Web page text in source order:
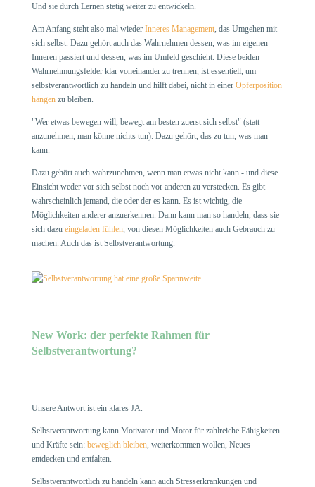
Und sie durch Lernen stetig weiter zu entwickeln.
Am Anfang steht also mal wieder Inneres Management, das Umgehen mit
sich selbst. Dazu gehört auch das Wahrnehmen dessen, was im eigenen
Inneren passiert und dessen, was im Umfeld geschieht. Diese beiden
Wahrnehmungsfelder klar voneinander zu trennen, ist essentiell, um
selbstverantwortlich zu handeln und hilft dabei, nicht in einer Opferposition
hängenzu bleiben.
"Wer etwas bewegen will, bewegt am besten zuerst sich selbst" (statt
anzunehmen, man könne nichts tun). Dazu gehört, das zu tun, was man
kann.
Dazu gehört auch wahrzunehmen, wenn man etwas nicht kann - und diese
Einsicht weder vor sich selbst noch vor anderen zu verstecken. Es gibt
wahrscheinlich jemand, die oder der es kann. Es ist wichtig, die
Möglichkeiten anderer anzuerkennen. Dann kann man so handeln, dass sie
sich dazu eingeladen fühlen, von diesen Möglichkeiten auch Gebrauch zu
machen. Auch das ist Selbstverantwortung.
New Work: der perfekte Rahmen für
Selbstverantwortung?
Unsere Antwort ist ein klares JA.
Selbstverantwortung kann Motivator und Motor für zahlreiche Fähigkeiten
und Kräfte sein: beweglich bleiben, weiterkommen wollen, Neues
entdecken und entfalten.
Selbstverantwortlich zu handeln kann auch Stresserkrankungen und